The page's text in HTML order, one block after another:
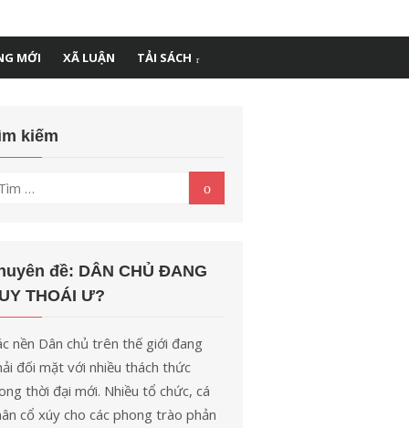
MỚI XÃ LUẬN TẢI SÁCH
kiếm
Tìm
đề: DÂN CHỦ ĐANG
THOÁI Ư?
nền Dân chủ trên thế giới đang
đối mặt với nhiều thách thức
thời đại mới. Nhiều tổ chức, cá
cổ xúy cho các phong trào phản